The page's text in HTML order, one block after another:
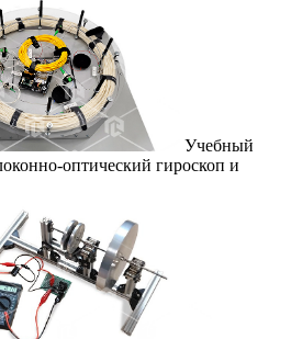
Учебный
оптический гироскоп и